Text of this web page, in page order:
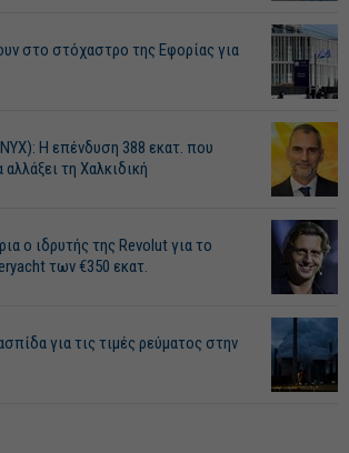
στο στόχαστρο της Εφορίας για
Η επένδυση 388 εκατ. που
αλλάξει τη Χαλκιδική
ο ιδρυτής της Revolut για το
των €350 εκατ.
για τις τιμές ρεύματος στην